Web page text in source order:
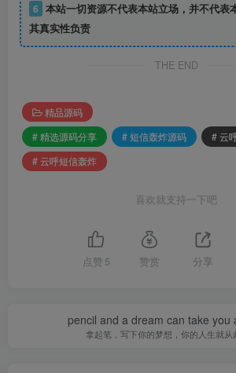
6 本站一切资源不代表本站立场，并不代表
其真实性负责
THE END
精品源码
# 精选源码分享
# 短信轰炸源码
# 云
# 云呼短信轰炸
喜欢就支持一下吧
点赞 5 赞赏 分享
pencil and a dream can take you
拿起笔，写下你的梦想，你的人生就从